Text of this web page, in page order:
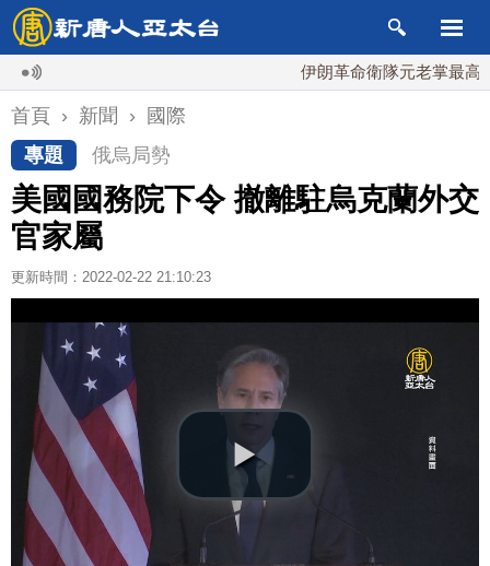
伊朗革命衛隊元老掌最高國安
首頁 › 新聞 ›
國際
專題
俄烏局勢
美國國務院下令 撤離駐烏克蘭外交
官家屬
更新時間：2022-02-22 21:10:23